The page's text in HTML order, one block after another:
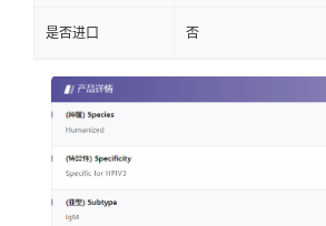
是否进口 否